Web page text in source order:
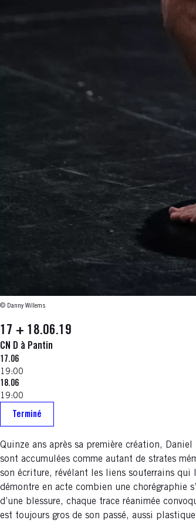
© Danny Willems
17 + 18.06.19
CN D à Pantin
17.06
19:00
18.06
19:00
Terminé
Quinze ans après sa première création,
sont accumulées comme autant de strates
son écriture, révélant les liens souterrains qui
démontre en acte combien une chorégraphie
d’une blessure, chaque trace réanimée
est toujours gros de son passé, aussi